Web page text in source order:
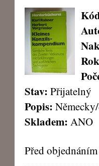
Stav: Přijatelný
Popis:
Skladem: ANO
Před